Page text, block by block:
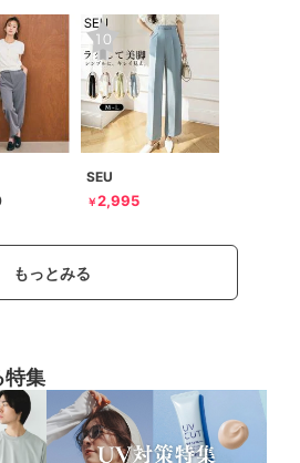
SEU
￥2,995
もっとみる
特集